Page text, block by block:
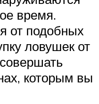
время.
от подобных
ловушек от
которым вы